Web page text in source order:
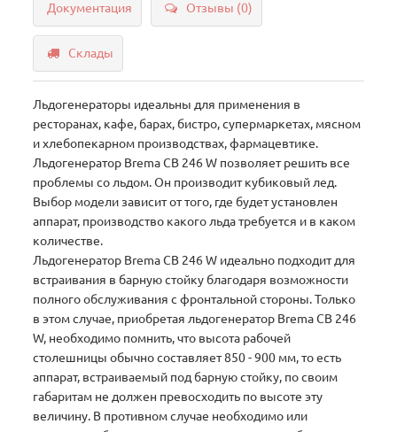
Документация Отзывы (0)
Склады
Льдогенераторы идеальны для применения в
ресторанах, кафе, барах, бистро, супермаркетах, мясном
и хлебопекарном производствах, фармацевтике.
Льдогенератор Brema СВ 246 W позволяет решить все
проблемы со льдом. Он производит кубиковый лед.
Выбор модели зависит от того, где будет установлен
аппарат, производство какого льда требуется и в каком
количестве.
Льдогенератор Brema СВ 246 W идеально подходит для
встраивания в барную стойку благодаря возможности
полного обслуживания с фронтальной стороны. Только
в этом случае, приобретая льдогенератор Brema СВ 246
W, необходимо помнить, что высота рабочей
столешницы обычно составляет 850 - 900 мм, то есть
аппарат, встраиваемый под барную стойку, по своим
габаритам не должен превосходить по высоте эту
величину. В противном случае необходимо или